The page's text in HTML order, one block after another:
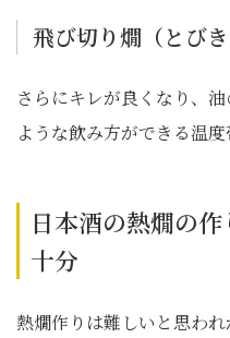
飛び切り燗（とび
さらにキレが良くなり、
ような飲み方ができる温度
日本酒の熱燗の
十分
熱燗作りは難しいと思わ